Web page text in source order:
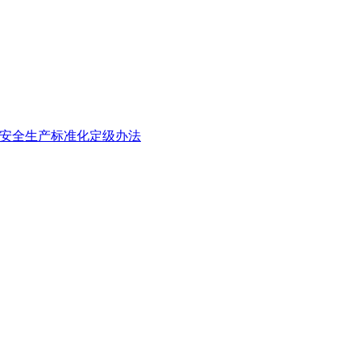
全生产标准化定级办法